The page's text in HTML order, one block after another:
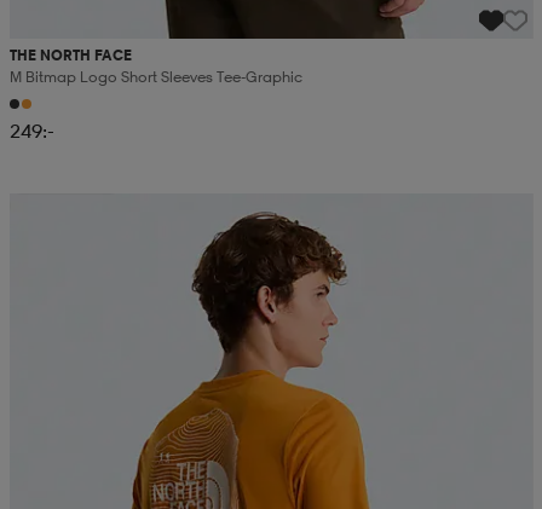
THE NORTH FACE
M Bitmap Logo Short Sleeves Tee-Graphic
249:-